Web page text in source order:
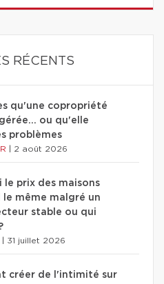
RÉCENTS
qu'une copropriété
ou qu'elle
problèmes
2 août 2026
le prix des maisons
même malgré un
stable ou qui
31 juillet 2026
créer de l'intimité sur